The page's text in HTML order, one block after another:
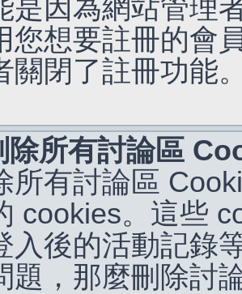
是因為網站管理
您想要註冊的會
關閉了註冊功能
除所有討論區
所有討論區
cookies。這些
入後的活動記錄
題，那麼刪除討